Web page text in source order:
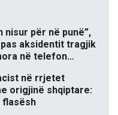
nisur për në punë”,
aksidentit tragjik
në telefon…
në rrjetet
origjinë shqiptare:
flasësh